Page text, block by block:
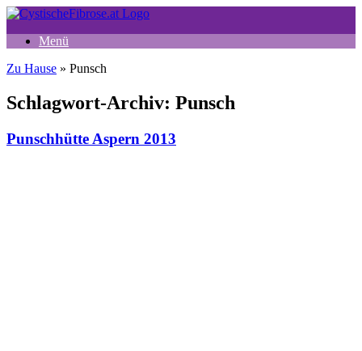
Zum
springenMenü
Zu Hause » Punsch
Schlagwort-Archiv: Punsch
Punschhütte Aspern 2013